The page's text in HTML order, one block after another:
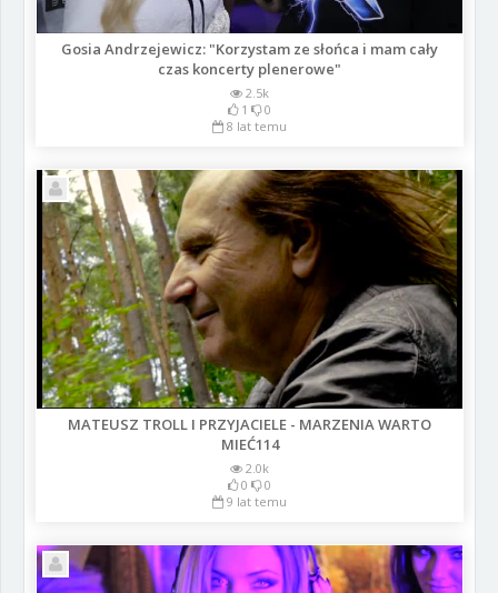
Gosia Andrzejewicz: "Korzystam ze słońca i mam cały
czas koncerty plenerowe"
2.5k
1
0
8 lat temu
MATEUSZ TROLL I PRZYJACIELE - MARZENIA WARTO
MIEĆ114
2.0k
0
0
9 lat temu